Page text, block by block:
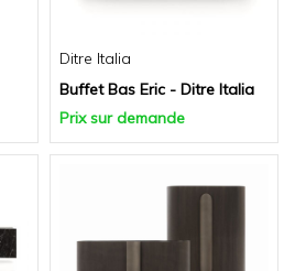
Ditre Italia
Buffet Bas Eric - Ditre Italia
Prix sur demande